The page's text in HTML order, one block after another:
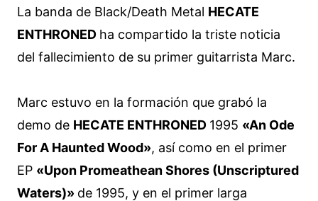
La banda de Black/Death Metal HECATE
ENTHRONED ha compartido la triste noticia
del fallecimiento de su primer guitarrista Marc.
Marc estuvo en la formación que grabó la
demo de HECATE ENTHRONED 1995 «An Ode
For A Haunted Wood», así como en el primer
EP «Upon Promeathean Shores (Unscriptured
Waters)» de 1995, y en el primer larga